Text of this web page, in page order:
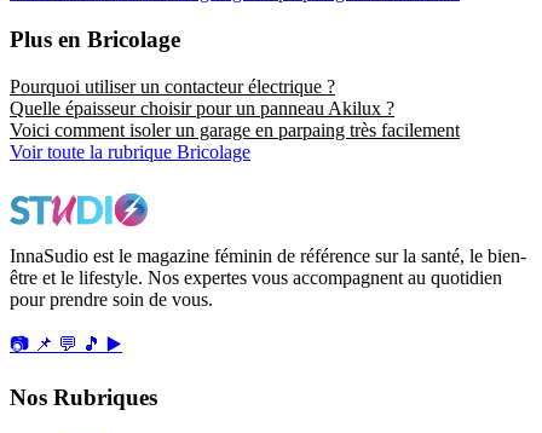
Plus en Bricolage
Pourquoi utiliser un contacteur électrique ?
Quelle épaisseur choisir pour un panneau Akilux ?
Voici comment isoler un garage en parpaing très facilement
Voir toute la rubrique Bricolage
InnaSudio est le magazine féminin de référence sur la santé, le bien-
être et le lifestyle. Nos expertes vous accompagnent au quotidien
pour prendre soin de vous.
📷 📌 💬 🎵 ▶️
Nos Rubriques